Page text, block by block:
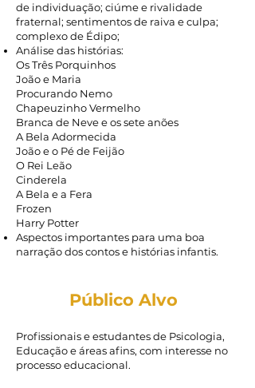
de individuação; ciúme e rivalidade
fraternal; sentimentos de raiva e culpa;
complexo de Édipo;
Análise das histórias:
Os Três Porquinhos
João e Maria
Procurando Nemo
Chapeuzinho Vermelho
Branca de Neve e os sete anões
A Bela Adormecida
João e o Pé de Feijão
O Rei Leão
Cinderela
A Bela e a Fera
Frozen
Harry Potter
Aspectos importantes para uma boa
narração dos contos e histórias infantis.
Público Alvo
Profissionais e estudantes de Psicologia,
Educação e áreas afins, com interesse no
processo educacional.